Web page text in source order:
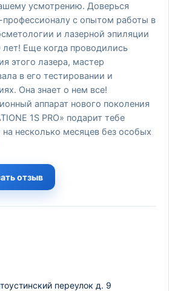
усмотрению. Доверься
профессионалу с опытом работы в
и лазерной эпиляции
лет! Еще когда проводились
этого лазера, мастер
в его тестировании и
Она знает о нем все!
аппарат нового поколения
1S PRO» подарит тебе
несколько месяцев без особых
отзыв
переулок д. 9